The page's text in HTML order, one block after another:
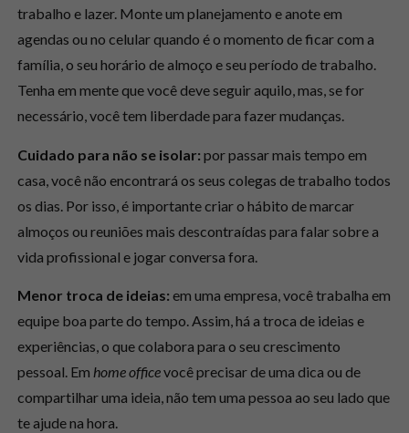
trabalho e lazer. Monte um planejamento e anote em
agendas ou no celular quando é o momento de ficar com a
família, o seu horário de almoço e seu período de trabalho.
Tenha em mente que você deve seguir aquilo, mas, se for
necessário, você tem liberdade para fazer mudanças.
Cuidado para não se isolar: por passar mais tempo em
casa, você não encontrará os seus colegas de trabalho todos
os dias. Por isso, é importante criar o hábito de marcar
almoços ou reuniões mais descontraídas para falar sobre a
vida profissional e jogar conversa fora.
Menor troca de ideias: em uma empresa, você trabalha em
equipe boa parte do tempo. Assim, há a troca de ideias e
experiências, o que colabora para o seu crescimento
pessoal. Em home officevocê precisar de uma dica ou de
compartilhar uma ideia, não tem uma pessoa ao seu lado que
te ajude na hora.